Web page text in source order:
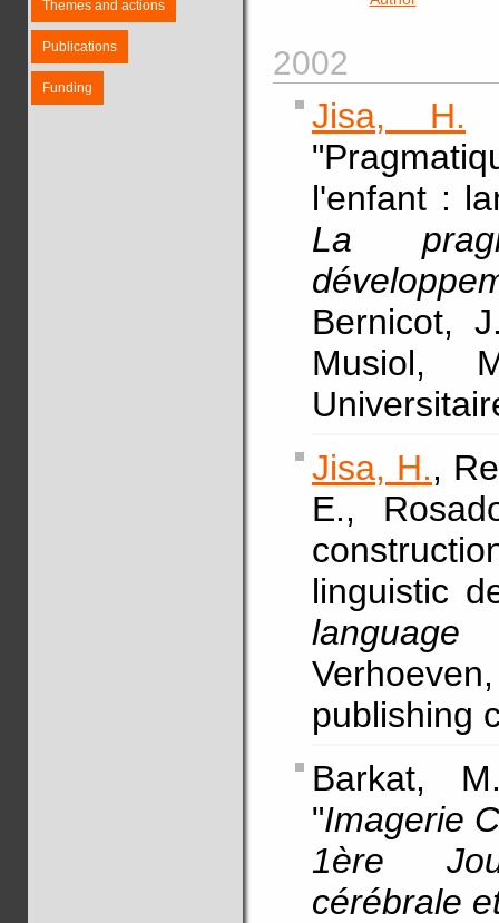
Themes and actions
Publications
Funding
2002
Jisa, H.
l'enfant :
La
Bernicot,
Musiol,
Jisa, H.,
E.,
linguistic
publishing
Barkat,
"Imagerie
1ère
cérébrale